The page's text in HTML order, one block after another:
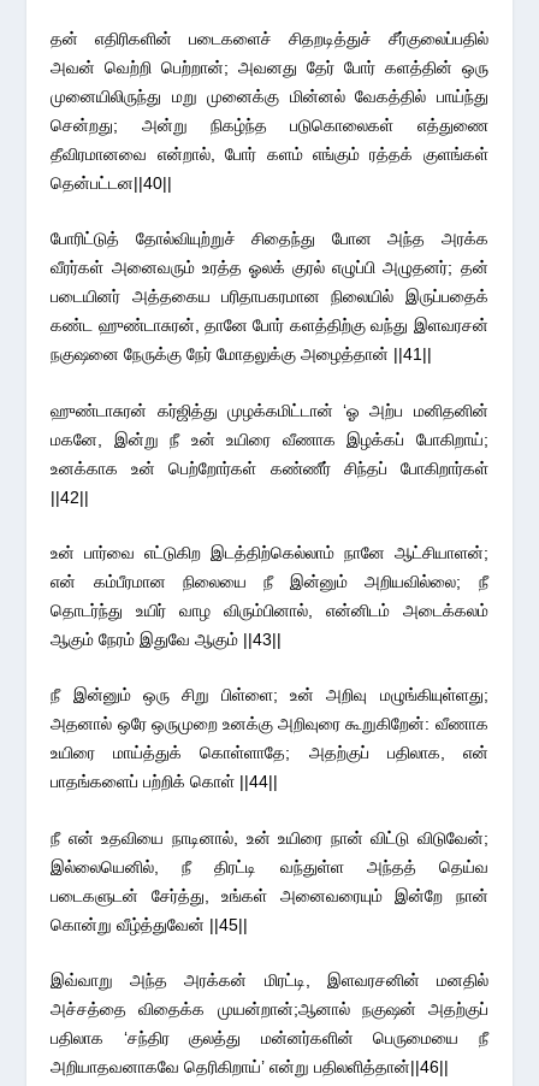
தன் எதிரிகளின் படைகளைச் சிதறடித்துச் சீர்குலைப்பதில்
அவன் வெற்றி பெற்றான்; அவனது தேர் போர் களத்தின் ஒரு
முனையிலிருந்து மறு முனைக்கு மின்னல் வேகத்தில் பாய்ந்து
சென்றது; அன்று நிகழ்ந்த படுகொலைகள் எத்துணை
தீவிரமானவை என்றால், போர் களம் எங்கும் ரத்தக் குளங்கள்
தென்பட்டன||40||
போரிட்டுத் தோல்வியுற்றுச் சிதைந்து போன அந்த அரக்க
வீரர்கள் அனைவரும் உரத்த ஓலக் குரல் எழுப்பி அழுதனர்; தன்
படையினர் அத்தகைய பரிதாபகரமான நிலையில் இருப்பதைக்
கண்ட ஹுண்டாசுரன், தானே போர் களத்திற்கு வந்து இளவரசன்
நகுஷனை நேருக்கு நேர் மோதலுக்கு அழைத்தான் ||41||
ஹுண்டாசுரன் கர்ஜித்து முழக்கமிட்டான் ‘ஓ அற்ப மனிதனின்
மகனே, இன்று நீ உன் உயிரை வீணாக இழக்கப் போகிறாய்;
உனக்காக உன் பெற்றோர்கள் கண்ணீர் சிந்தப் போகிறார்கள்
||42||
உன் பார்வை எட்டுகிற இடத்திற்கெல்லாம் நானே ஆட்சியாளன்;
என் கம்பீரமான நிலையை நீ இன்னும் அறியவில்லை; நீ
தொடர்ந்து உயிர் வாழ விரும்பினால், என்னிடம் அடைக்கலம்
ஆகும் நேரம் இதுவே ஆகும் ||43||
நீ இன்னும் ஒரு சிறு பிள்ளை; உன் அறிவு மழுங்கியுள்ளது;
அதனால் ஒரே ஒருமுறை உனக்கு அறிவுரை கூறுகிறேன்: வீணாக
உயிரை மாய்த்துக் கொள்ளாதே; அதற்குப் பதிலாக, என்
பாதங்களைப் பற்றிக் கொள் ||44||
நீ என் உதவியை நாடினால், உன் உயிரை நான் விட்டு விடுவேன்;
இல்லையெனில், நீ திரட்டி வந்துள்ள அந்தத் தெய்வ
படைகளுடன் சேர்த்து, உங்கள் அனைவரையும் இன்றே நான்
கொன்று வீழ்த்துவேன் ||45||
இவ்வாறு அந்த அரக்கன் மிரட்டி, இளவரசனின் மனதில்
அச்சத்தை விதைக்க முயன்றான்;ஆனால் நகுஷன் அதற்குப்
பதிலாக ‘சந்திர குலத்து மன்னர்களின் பெருமையை நீ
அறியாதவனாகவே தெரிகிறாய்’ என்று பதிலளித்தான்||46||